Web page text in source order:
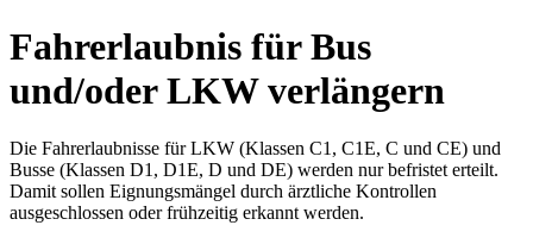
Fahrerlaubnis für Bus
und/oder LKW verlängern
Die Fahrerlaubnisse für LKW (Klassen C1, C1E, C und CE) und
Busse (Klassen D1, D1E, D und DE) werden nur befristet erteilt.
Damit sollen Eignungsmängel durch ärztliche Kontrollen
ausgeschlossen oder frühzeitig erkannt werden.